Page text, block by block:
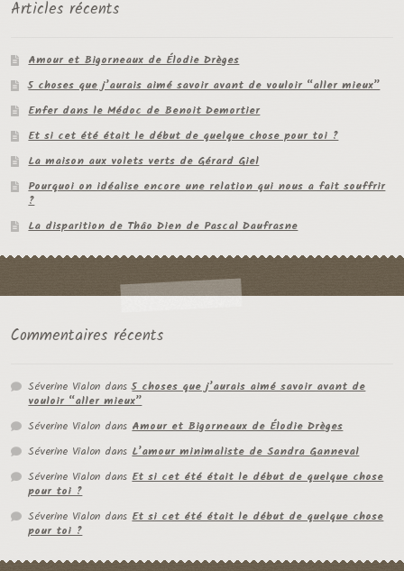
Articles récents
Amour et Bigorneaux de Élodie Drèges
5 choses que j’aurais aimé savoir avant de vouloir “aller mieux”
Enfer dans le Médoc de Benoit Demortier
Et si cet été était le début de quelque chose pour toi ?
La maison aux volets verts de Gérard Giel
Pourquoi on idéalise encore une relation qui nous a fait souffrir
?
La disparition de Thâo Dien de Pascal Daufrasne
Commentaires récents
Séverine Vialon dans5 choses que j’aurais aimé savoir avant de
vouloir “aller mieux”
Séverine Vialon dansAmour et Bigorneaux de Élodie Drèges
Séverine Vialon dansL’amour minimaliste de Sandra Ganneval
Séverine Vialon dansEt si cet été était le début de quelque chose
pour toi ?
Séverine Vialon dansEt si cet été était le début de quelque chose
pour toi ?